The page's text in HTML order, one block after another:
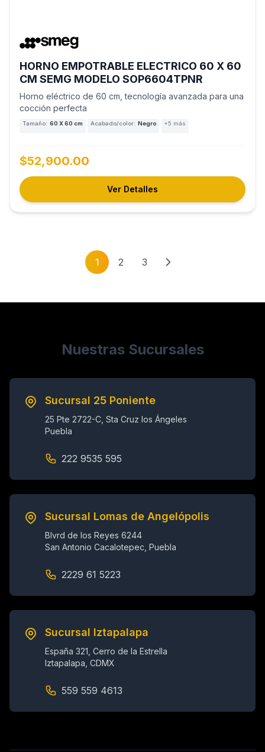
HORNO EMPOTRABLE ELECTRICO 60 X 60
CM SEMG MODELO SOP6604TPNR
Horno eléctrico de 60 cm, tecnología avanzada para una
cocción perfecta
Tamaño: 60 X 60 cm Acabado/color: Negro +5 más
$52,900.00
Ver Detalles
1 2 3
Nuestras Sucursales
Sucursal 25 Poniente
25 Pte 2722-C, Sta Cruz los Ángeles
Puebla
222 9535 595
Sucursal Lomas de Angelópolis
Blvrd de los Reyes 6244
San Antonio Cacalotepec, Puebla
2229 61 5223
Sucursal Iztapalapa
España 321, Cerro de la Estrella
Iztapalapa, CDMX
559 559 4613